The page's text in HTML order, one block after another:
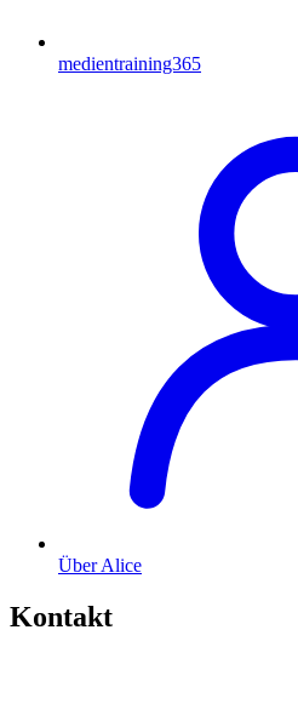
medientraining365
Über Alice
Kontakt